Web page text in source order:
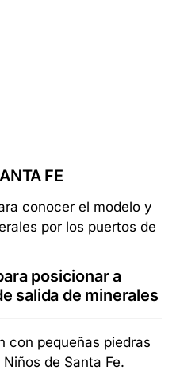
FE
posicionar a
salida de minerales